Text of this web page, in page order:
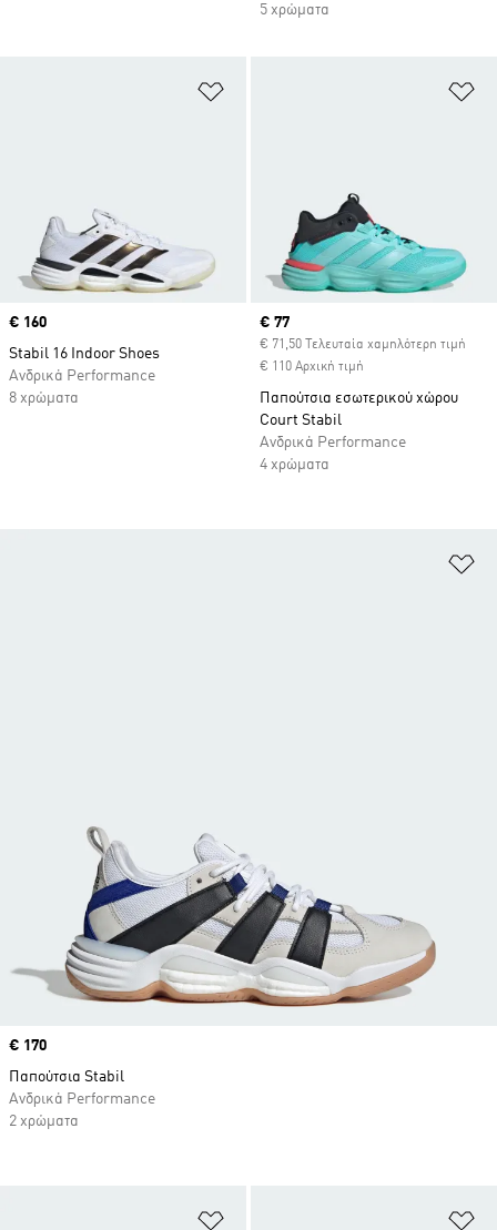
5 χρώματα
Προσθήκη στη Λίστα Επιθυμιών
Price
€ 160
Stabil 16 Indoor Shoes
Ανδρικά Performance
8 χρώματα
Current price
€ 77
€ 71,50 Τελευταία χαμηλότερη τιμή
€ 110 Αρχική τιμή
Παπούτσια εσωτερικού χώρου
Court Stabil
Ανδρικά Performance
4 χρώματα
Προσθήκη στη Λίστα Επιθυμιών
Price
€ 170
Παπούτσια Stabil
Ανδρικά Performance
2 χρώματα